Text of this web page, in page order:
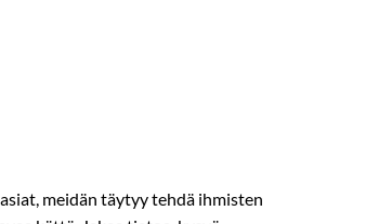
meidän täytyy tehdä ihmisten